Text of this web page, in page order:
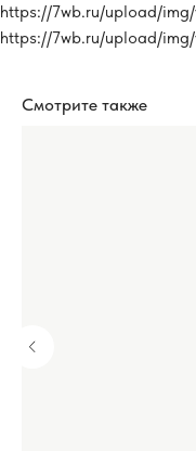
https://7wb.ru/upload/
https://7wb.ru/upload/
Смотрите также